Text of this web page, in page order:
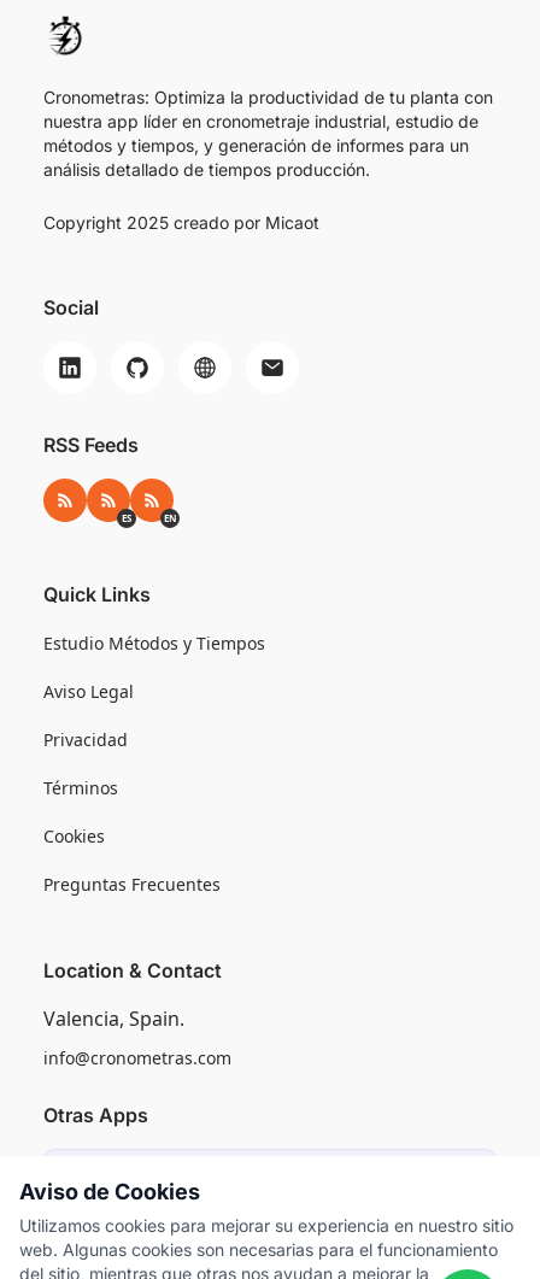
Cronometras: Optimiza la productividad de tu planta con
nuestra app líder en cronometraje industrial, estudio de
métodos y tiempos, y generación de informes para un
análisis detallado de tiempos producción.
Copyright 2025 creado por Micaot
Social
RSS Feeds
RSS RSS ES
ES RSS EN
EN
Quick Links
Estudio Métodos y Tiempos
Aviso Legal
Privacidad
Términos
Cookies
Preguntas Frecuentes
Location & Contact
Valencia, Spain.
info@cronometras.com
Otras Apps
Control de Producción Industrial
Worksamp
Aviso de Cookies
Utilizamos cookies para mejorar su experiencia en nuestro sitio
web. Algunas cookies son necesarias para el funcionamiento
del sitio, mientras que otras nos ayudan a mejorar la